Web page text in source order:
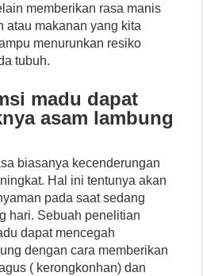
memberikan rasa manis
atau makanan yang kita
menurunkan resiko
tubuh.
madu dapat
asam lambung
biasanya kecenderungan
Hal ini tentunya akan
pada saat sedang
hari. Sebuah penelitian
dapat mencegah
dengan cara memberikan
( kerongkonhan) dan